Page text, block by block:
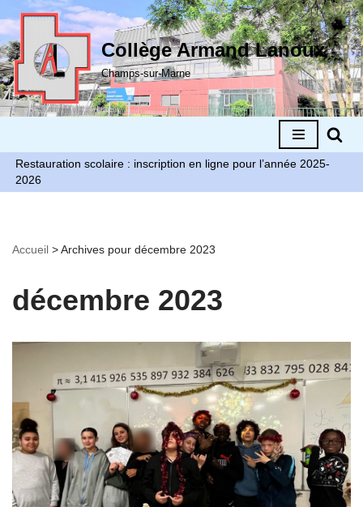
Aller
au
contenu
Collège Armand Lanoux
Champs-sur-Marne
Restauration scolaire : inscription en ligne pour l’année 2025-
2026
Accueil >Archives pour décembre 2023
décembre 2023